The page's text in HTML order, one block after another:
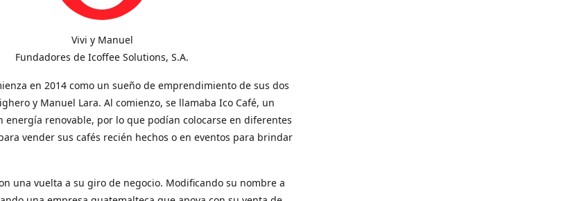
Vivi y Manuel
Fundadores de Icoffee Solutions, S.A.
en 2014 como un sueño de emprendimiento de sus dos
y Manuel Lara. Al comienzo, se llamaba Ico Café, un
energía renovable, por lo que podían colocarse en diferentes
vender sus cafés recién hechos o en eventos para brindar
una vuelta a su giro de negocio. Modificando su nombre a